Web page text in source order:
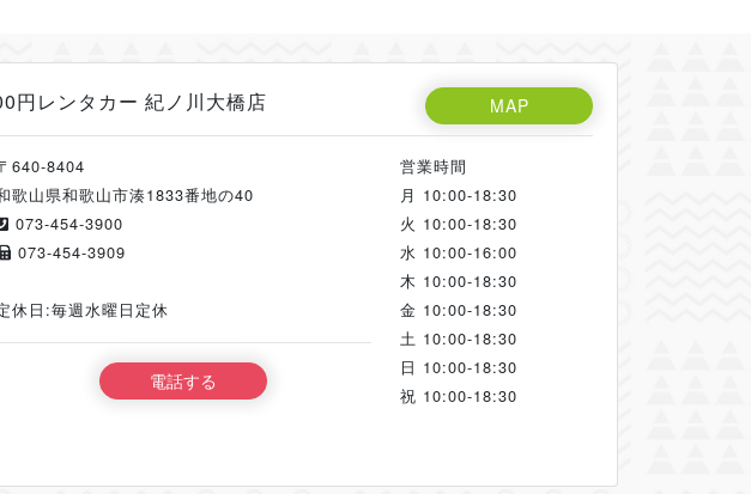
円レンタカー 紀ノ川大橋店 MAP
640-8404
歌山県和歌山市湊1833番地の40
073-454-3900
073-454-3909
休日:毎週水曜日定休
電話する
営業時間
月 10:00-18:30
火 10:00-18:30
水 10:00-16:00
木 10:00-18:30
金 10:00-18:30
土 10:00-18:30
日 10:00-18:30
祝 10:00-18:30